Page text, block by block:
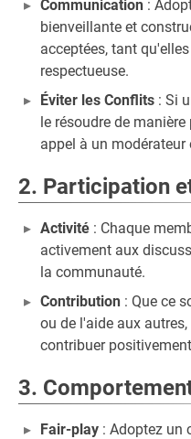
Communication :
bienveillante et
acceptées, tant
respectueuse.
Éviter les Conflits : Si
le résoudre de
appel à un
2. Participation
Activité : Chaque
activement aux
la communauté.
Contribution : Que ce
ou de l'aide aux
contribuer
3.
Fair-play : Adoptez un